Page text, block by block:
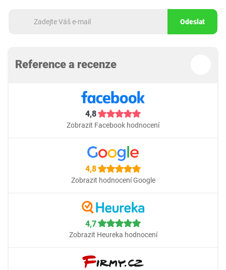
Odeslat
Reference a recenze
4,8
Zobrazit Facebook hodnocení
4,8
Zobrazit hodnocení Google
4,7
Zobrazit Heureka hodnocení